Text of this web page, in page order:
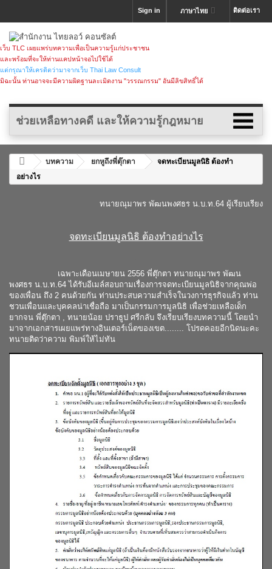
ติดต่อเรา
ภาษาไทย
Sign in
เว็บ TLC เผยแพร่บทความเพื่อเป็นความรู้แก่ประชาชน
และพร้อมที่จะให้ท่านแคปหน้าจอไปใช้ได้
แต่กรุณาให้เครดิตว่ามาจากเว็บ Thai Law Consult
มิฉะนั้น ท่านอาจจะมีความผิดฐานละเมิดงาน "วรรณกรรม" อันมีลิขสิทธิ์ได้
ช่วยเหลือทางคดี และให้ความรู้กฎหมาย
บทความ ยกหูถึงพี่ตุ๊กตา
จดทะเบียนมูลนิธิ ต้องทำ
อย่างไร
ทนายณุมาพร พัฒนพงศธร น.บ.ท.64 ผู้เรียบเรียง
จดทะเบียนมูลนิธิ ต้องทำอย่างไร
เฉพาะเดือนเมษายน 2556 พี่ตุ๊กตา ทนายณุมาพร พัฒน
พงศธร น.บ.ท.64 ได้รับอีเมล์สอบถามเรื่องการจดทะเบียนมูลนิธิจากคุณพ่อ
ของเพื่อน ถึง 2 คนด้วยกัน ท่านประสบความสำเร็จในวงการธุรกิจแล้ว ท่าน
ชวนเพื่อนและบุคคลน่าเชื่อถือ มาเป็นกรรมการมูลนิธิ เพื่อช่วยเหลือเด็ก
ยากจน พี่ตุ๊กตา , ทนายน้อย ปราธูป ศรีกลับ จึงเรียบเรียงบทความนี้ โดยนำ
มาจากเอกสารเผยแพร่ทางอินเตอร์เน็ตของเขต........ โปรดคอยอีกนิดนะคะ
ทนายติดว่าความ พิมพ์ให้ไม่ทัน